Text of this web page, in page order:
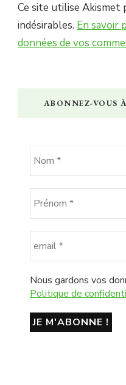
Ce site utilise Akismet
indésirables. En savoir
données de vos
ABONNEZ-VOUS
Nous gardons vos
Politique de